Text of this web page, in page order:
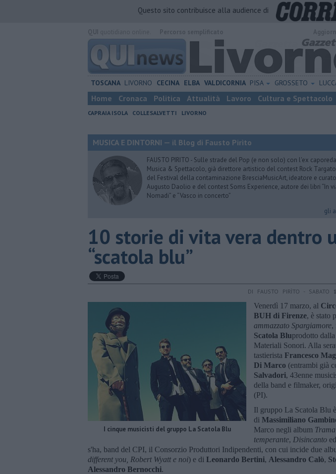
Questo sito contribuisce alla audience di
TOSCANA LIVORNO CECINA ELBA VALDICORNIA PISA GROSSETO
Home Cronaca Politica Attualità Lavoro Cultura e Spettacolo
CAPRAIA ISOLA COLLESALVETTI LIVORNO
MUSICA E DINTORNI — il Blog di Fausto Pirìto
FAUSTO PIRITO - Sulle strade del Pop (e non solo) con l'ex
Musica & Spettacolo, già direttore artistico del contest Rock
del Festival della contaminazione BresciaMusicArt, ideatore e
Augusto Daolio e del contest Soms Experience, autore dei libri “In
Nomadi” e “Vasco in concerto”
gli
​10 storie di vita vera dentro
“scatola blu”
DI FAUSTO PIRÌTO - SABATO
I cinque musicisti del gruppo La Scatola Blu
Venerdì 17 marzo, al
BUH di Firenze, è stato
ammazzato Spargiamore,
Scatola Bluprodotto
Materiali Sonori. Alla
tastierista Francesco
Di Marco (entrambi già
Salvadori, 43enne
della band e filmaker,
(PI).
Il gruppo La Scatola Blu
di Massimiliano
Marco negli album
temperante, Disincanto
s'ha, band del CPI, il Consorzio Produttori Indipendenti, con cui incide due
different you, Robert Wyatt e noi) e di Leonardo Bertini, Alessandro Calò,
Alessandro Bernocchi.